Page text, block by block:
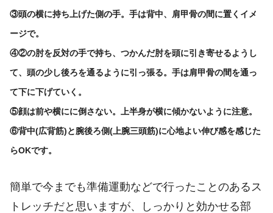
③頭の横に持ち上げた側の手。 手は背中、肩甲骨の間に置くイメ
ージで。
④②の肘を反対の手で持ち、つかんだ肘を頭に引き寄せるようし
て、 頭の少し後ろを通るように引っ張る。 手は肩甲骨の間を通っ
て下に下げていく。
⑤顔は前や横にに倒さない。
上半身が横に傾かないように注意。
⑥背中(広背筋)と腕後ろ側(上腕三頭筋)に心地よい伸び感を感じた
らOKです。
簡単で今までも準備運動などで行ったことのあるス
トレッチだと思いますが、しっかりと効かせる部